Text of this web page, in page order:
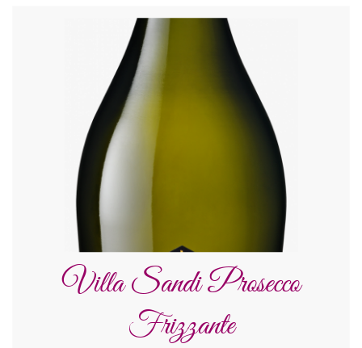
Villa Sandi Prosecco
Frizzante